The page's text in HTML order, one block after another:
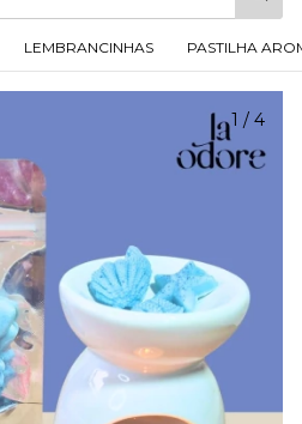
LEMBRANCINHAS PASTILHA
1 / 4